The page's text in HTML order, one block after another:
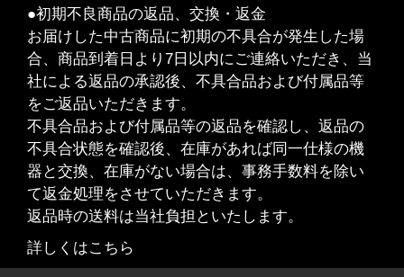
●初期不良商品の返品、交換・返金
お届けした中古商品に初期の不具合が発生した場
合、商品到着日より7日以内にご連絡いただき、当
社による返品の承認後、不具合品および付属品等
をご返品いただきます。
不具合品および付属品等の返品を確認し、返品の
不具合状態を確認後、在庫があれば同一仕様の機
器と交換、在庫がない場合は、事務手数料を除い
て返金処理をさせていただきます。
返品時の送料は当社負担といたします。
詳しくはこちら